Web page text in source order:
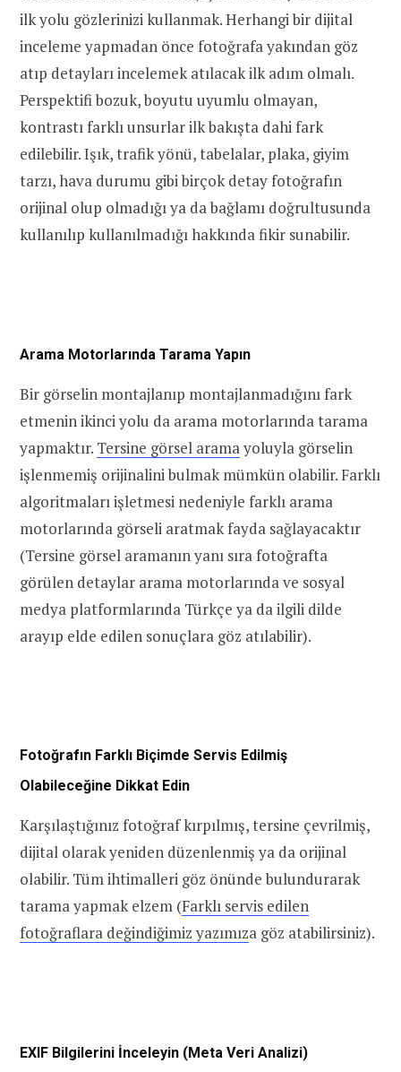
ilk yolu gözlerinizi kullanmak. Herhangi bir dijital
inceleme yapmadan önce fotoğrafa yakından göz
atıp detayları incelemek atılacak ilk adım olmalı.
Perspektifi bozuk, boyutu uyumlu olmayan,
kontrastı farklı unsurlar ilk bakışta dahi fark
edilebilir. Işık, trafik yönü, tabelalar, plaka, giyim
tarzı, hava durumu gibi birçok detay fotoğrafın
orijinal olup olmadığı ya da bağlamı doğrultusunda
kullanılıp kullanılmadığı hakkında fikir sunabilir.
Arama Motorlarında Tarama Yapın
Bir görselin montajlanıp montajlanmadığını fark
etmenin ikinci yolu da arama motorlarında tarama
yapmaktır. Tersine görsel arama yoluyla görselin
işlenmemiş orijinalini bulmak mümkün olabilir. Farklı
algoritmaları işletmesi nedeniyle farklı arama
motorlarında görseli aratmak fayda sağlayacaktır
(Tersine görsel aramanın yanı sıra fotoğrafta
görülen detaylar arama motorlarında ve sosyal
medya platformlarında Türkçe ya da ilgili dilde
arayıp elde edilen sonuçlara göz atılabilir).
Fotoğrafın Farklı Biçimde Servis Edilmiş
Olabileceğine Dikkat Edin
Karşılaştığınız fotoğraf kırpılmış, tersine çevrilmiş,
dijital olarak yeniden düzenlenmiş ya da orijinal
olabilir. Tüm ihtimalleri göz önünde bulundurarak
tarama yapmak elzem (Farklı servis edilen
fotoğraflara değindiğimiz yazımıza göz atabilirsiniz).
EXIF Bilgilerini İnceleyin (Meta Veri Analizi)